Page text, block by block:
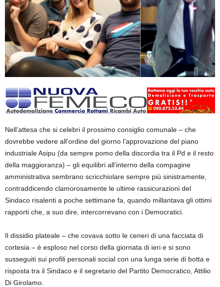
Nell’attesa che si celebri il prossimo consiglio comunale – che
dovrebbe vedere all’ordine del giorno l’approvazione del piano
industriale Asipu (da sempre pomo della discordia tra il Pd e il resto
della maggioranza) – gli equilibri all’interno della compagine
amministrativa sembrano scricchiolare sempre più sinistramente,
contraddicendo clamorosamente le ultime rassicurazioni del
Sindaco risalenti a poche settimane fa, quando millantava gli ottimi
rapporti che, a suo dire, intercorrevano con i Democratici.
Il dissidio plateale – che covava sotto le ceneri di una facciata di
cortesia – è esploso nel corso della giornata di ieri e si sono
susseguiti sui profili personali social con una lunga serie di botta e
risposta tra il Sindaco e il segretario del Partito Democratico, Attilio
Di Girolamo.